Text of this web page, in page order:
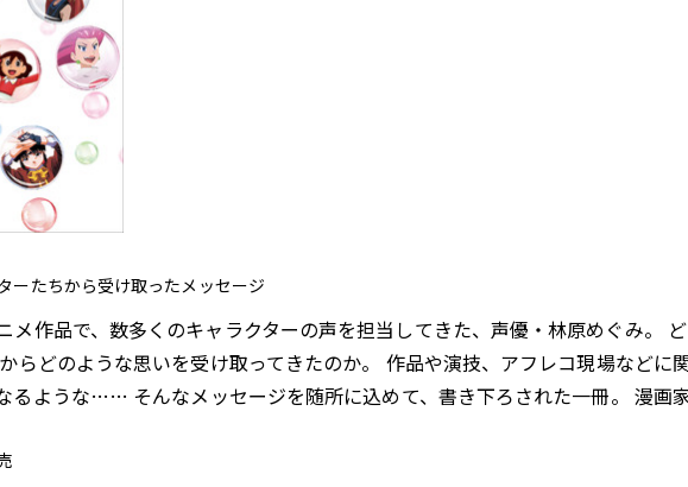
ーたちから受け取ったメッセージ
メ作品で、数多くのキャラクターの声を担当してきた、声優・林原めぐみ。
らどのような思いを受け取ってきたのか。 作品や演技、アフレコ現場などに
るような…… そんなメッセージを随所に込めて、書き下ろされた一冊。 漫画